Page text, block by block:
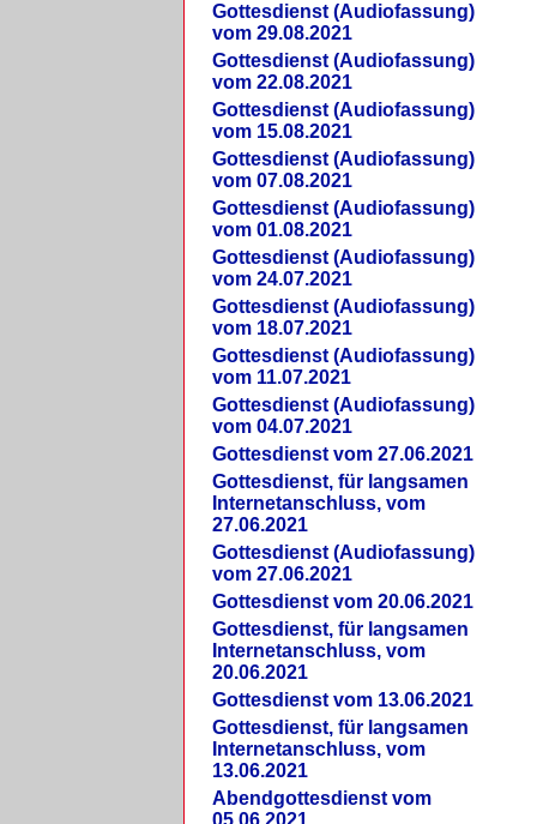
Gottesdienst (Audiofassung)
vom 29.08.2021
Gottesdienst (Audiofassung)
vom 22.08.2021
Gottesdienst (Audiofassung)
vom 15.08.2021
Gottesdienst (Audiofassung)
vom 07.08.2021
Gottesdienst (Audiofassung)
vom 01.08.2021
Gottesdienst (Audiofassung)
vom 24.07.2021
Gottesdienst (Audiofassung)
vom 18.07.2021
Gottesdienst (Audiofassung)
vom 11.07.2021
Gottesdienst (Audiofassung)
vom 04.07.2021
Gottesdienst vom 27.06.2021
Gottesdienst, für langsamen
Internetanschluss, vom
27.06.2021
Gottesdienst (Audiofassung)
vom 27.06.2021
Gottesdienst vom 20.06.2021
Gottesdienst, für langsamen
Internetanschluss, vom
20.06.2021
Gottesdienst vom 13.06.2021
Gottesdienst, für langsamen
Internetanschluss, vom
13.06.2021
Abendgottesdienst vom